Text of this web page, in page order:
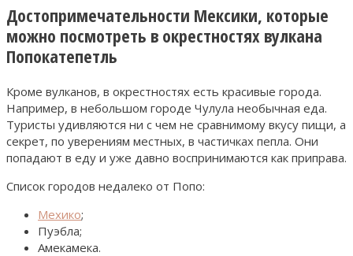
Достопримечательности Мексики, которые
можно посмотреть в окрестностях вулкана
Попокатепетль
Кроме вулканов, в окрестностях есть красивые города.
Например, в небольшом городе Чулула необычная еда.
Туристы удивляются ни с чем не сравнимому вкусу пищи, а
секрет, по уверениям местных, в частичках пепла. Они
попадают в еду и уже давно воспринимаются как приправа.
Список городов недалеко от Попо:
Мехико;
Пуэбла;
Амекамека.